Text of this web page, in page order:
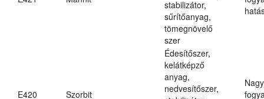
stabilizátor,
sűrítőanyag,
tömegnövelő
szer
E420 Szorbit
Édesítőszer,
kelátképző
anyag,
nedvesítőszer,